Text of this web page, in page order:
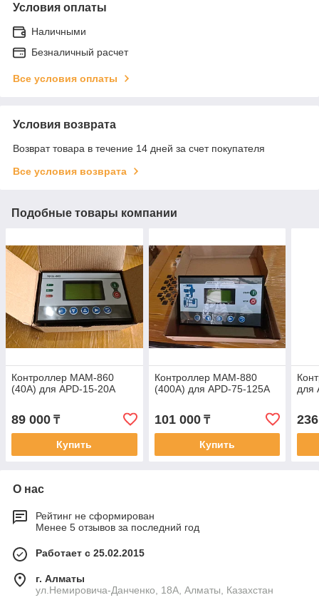
Условия оплаты
Наличными
Безналичный расчет
Все условия оплаты
Условия возврата
Возврат товара в течение 14 дней за счет покупателя
Все условия возврата
Подобные товары компании
Контроллер MAM-860
(40A) для APD-15-20A
89 000 ₸
Купить
Контроллер MAM-880
(400A) для APD-75-125A
101 000₸
Купить
для
О нас
Рейтинг не сформирован
Менее 5 отзывов за последний год
Работает с 25.02.2015
г. Алматы
ул.Немировича-Данченко, 18А, Алматы, Казахстан